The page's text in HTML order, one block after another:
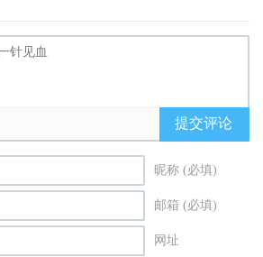
提交评论
昵称 (必填)
邮箱 (必填)
网址